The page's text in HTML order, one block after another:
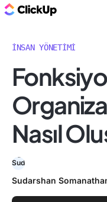
İNSAN YÖNETIMI
Nasıl
Sudarshan